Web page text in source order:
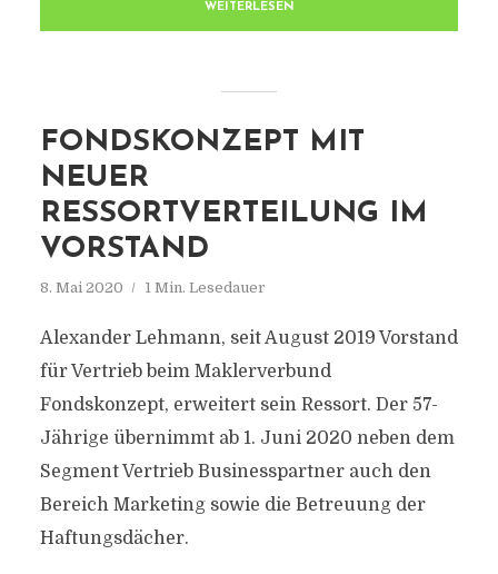
WEITERLESEN
FONDSKONZEPT MIT
NEUER
RESSORTVERTEILUNG IM
VORSTAND
8. Mai 2020 1 Min. Lesedauer
Alexander Lehmann, seit August 2019 Vorstand
für Vertrieb beim Maklerverbund
Fondskonzept, erweitert sein Ressort. Der 57-
Jährige übernimmt ab 1. Juni 2020 neben dem
Segment Vertrieb Businesspartner auch den
Bereich Marketing sowie die Betreuung der
Haftungsdächer.